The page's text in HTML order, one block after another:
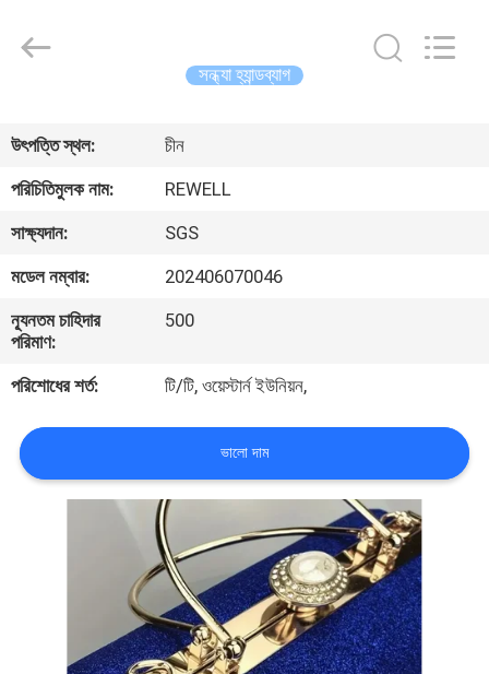
পণ্য
সম্পর্কে
কারখানা
মান
Rights
Reserved.
সন্ধ্যা হ্যান্ডব্যাগ
উৎপত্তি স্থল:
চীন
পরিচিতিমুলক নাম:
REWELL
সাক্ষ্যদান:
SGS
মডেল নম্বার:
202406070046
ন্যূনতম চাহিদার
পরিমাণ:
500
পরিশোধের শর্ত: টি/টি, ওয়েস্টার্ন ইউনিয়ন,
ভালো দাম